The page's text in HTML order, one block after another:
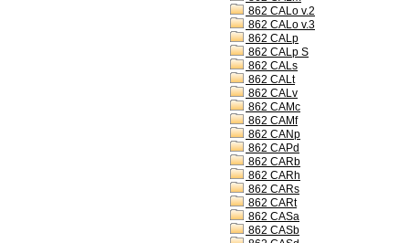
862 CALo v.2
862 CALo v.3
862 CALp
862 CALp S
862 CALs
862 CALt
862 CALv
862 CAMc
862 CAMf
862 CANp
862 CAPd
862 CARb
862 CARh
862 CARs
862 CARt
862 CASa
862 CASb